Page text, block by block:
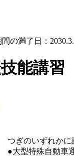
の満了日：
能講習
つぎのいずれかに
●大型特殊自動車